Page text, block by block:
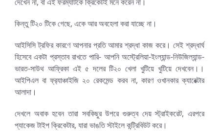
কিন্তু টি২০ টিকে গেছে, একে আর অবহেলা করা যাচ্ছে না।
আইসিসি ট্রফির কারণে আপনার প্রতি আমার শ্রদ্ধা কাজ করে। সেই শ্রদ্ধার্ঘ
হিসেবে একটা প্রস্তাব রাখতে পারি- আপনি অস্ট্রেলিয়া-ইংল্যান্ড-নিউজিল্যান্ড-
ভারত-সাউথ আফ্রিকা এই ৫ দলের টি২০ খেলা খুটিয়ে খুটিয়ে দেখবেন।।
আইপিএল বা ফ্র্যাঞ্চাইজি ২০ রেকমেন্ড করব না, কারণ ওখানকার ক্যারেক্টার
আলাদা।
দেখলে অবাক হবেন তারা সবকিছুর উপরে গুরুত্ব দেয় স্ট্রাইকরেট, এরপরে
প্যাকেজ টাইপ ক্রিকেটার, যারা ভাঙতি স্টাইলে কন্ট্রিবিউট করে।